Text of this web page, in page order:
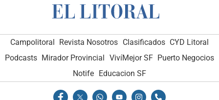
Campolitoral Revista Nosotros Clasificados CYD Litoral
Podcasts Mirador Provincial VivíMejor SF Puerto Negocios
Notife Educacion SF